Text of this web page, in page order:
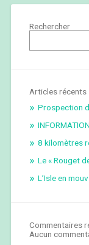
Rechercher
Articles récents
Prospection
8 kilomètres
Le « Rouget
L’Isle en
Commentaires
Aucun